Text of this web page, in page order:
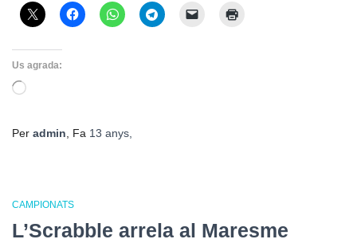
Us agrada:
S'està
Per admin, Fa 13 anys,
CAMPIONATS
L’Scrabble arrela al Maresme